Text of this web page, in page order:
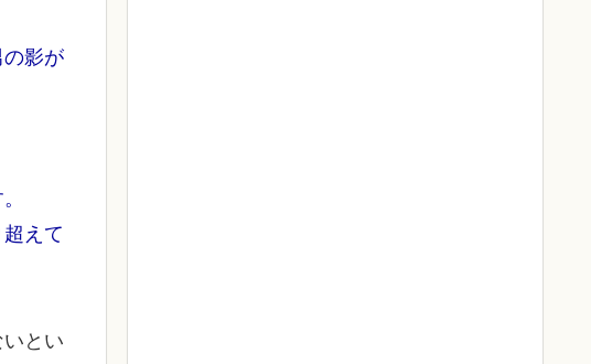
影が
えて
とい